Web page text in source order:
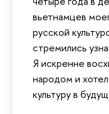
вьетнамцев
русской
стремились
Я искренне
народом и
культуру в